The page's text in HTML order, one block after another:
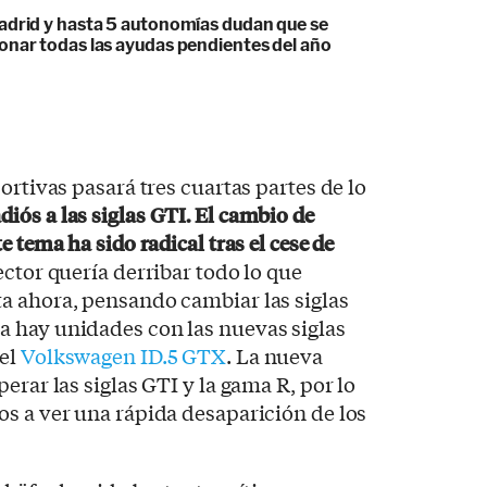
y hasta 5 autonomías dudan que se
todas las ayudas pendientes del año
pasará tres cuartas partes de lo
a las siglas GTI. El cambio de
tema ha sido radical tras el cese de
quería derribar todo lo que
ahora, pensando cambiar las siglas
hay unidades con las nuevas siglas
Volkswagen ID.5 GTX. La nueva
las siglas GTI y la gama R, por lo
a ver una rápida desaparición de los